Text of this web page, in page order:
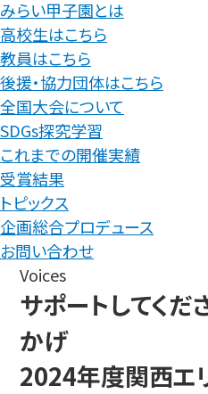
みらい甲子園とは
高校生はこちら
教員はこちら
後援・協力団体はこちら
全国大会について
SDGs探究学習
これまでの開催実績
受賞結果
トピックス
企画総合プロデュース
お問い合わせ
Voices
サポートしてくだ
かげ
2024年度関西エ